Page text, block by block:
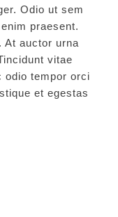
Odio ut sem
praesent.
At auctor urna
vitae
odio tempor orci
et egestas